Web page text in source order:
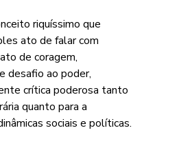
riquíssimo que
ato de falar com
de coragem,
desafio ao poder,
crítica poderosa tanto
quanto para a
sociais e políticas.